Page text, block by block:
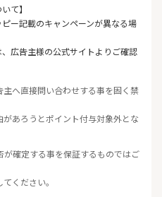
て】
ー記載のキャンペーンが異なる場
広告主様の公式サイトよりご確認
へ直接問い合わせする事を固く禁
あろうとポイント付与対象外とな
確定する事を保証するものではご
ください。